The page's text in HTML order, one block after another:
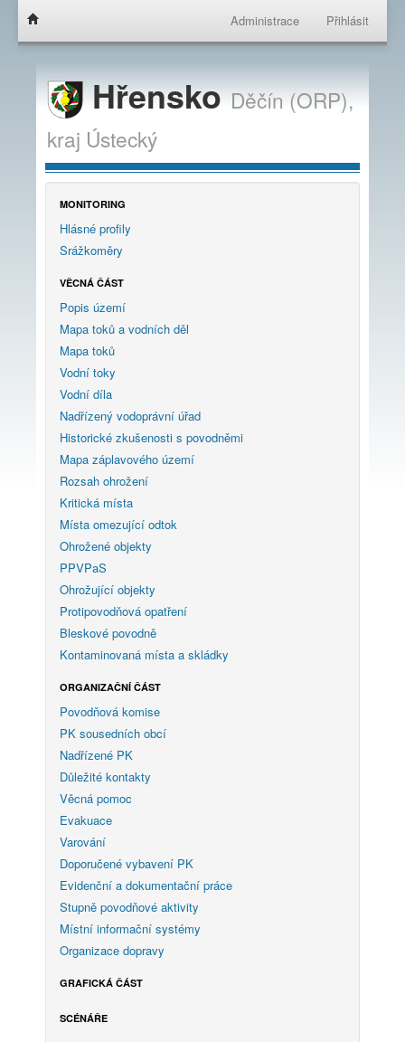
Administrace Přihlásit
HřenskoDěčín (ORP),
kraj Ústecký
MONITORING
Hlásné profily
Srážkoměry
VĚCNÁ ČÁST
Popis území
Mapa toků a vodních děl
Mapa toků
Vodní toky
Vodní díla
Nadřízený vodoprávní úřad
Historické zkušenosti s povodněmi
Mapa záplavového území
Rozsah ohrožení
Kritická místa
Místa omezující odtok
Ohrožené objekty
PPVPaS
Ohrožující objekty
Protipovodňová opatření
Bleskové povodně
Kontaminovaná místa a skládky
ORGANIZAČNÍ ČÁST
Povodňová komise
PK sousedních obcí
Nadřízené PK
Důležité kontakty
Věcná pomoc
Evakuace
Varování
Doporučené vybavení PK
Evidenční a dokumentační práce
Stupně povodňové aktivity
Místní informační systémy
Organizace dopravy
GRAFICKÁ ČÁST
SCÉNÁŘE